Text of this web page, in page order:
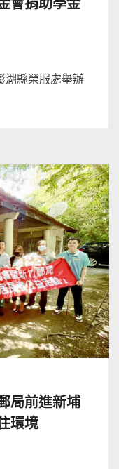
會捐助學金
湖縣榮服處舉辦
局前進新埔
環境